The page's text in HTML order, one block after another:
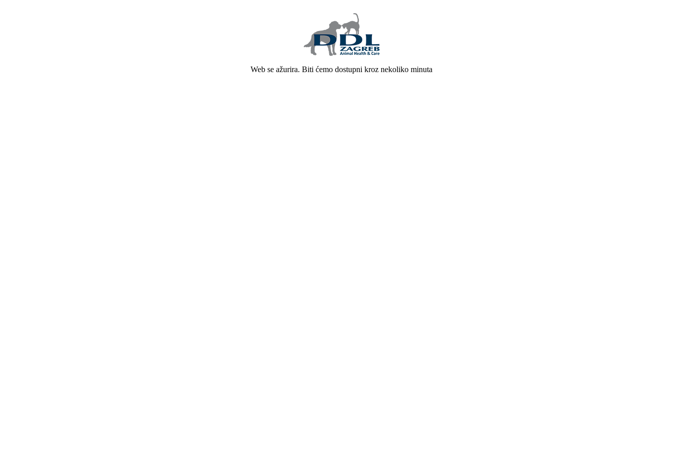
Web se ažurira. Biti ćemo dostupni kroz nekoliko minuta